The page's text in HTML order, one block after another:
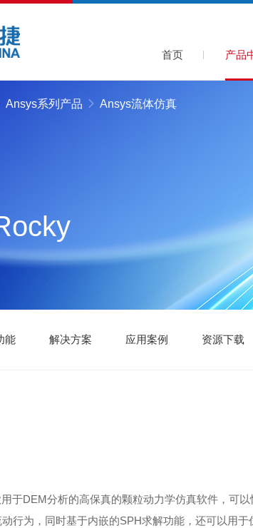
首页 产品
Ansys系列产品 Ansys流体仿真
能 解决方案 应用案例 资源下载
于DEM分析的高保真的颗粒动力学仿真软件，可以
行为，同时基于内嵌的SPH求解功能，还可以用于